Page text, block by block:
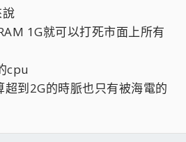
1G就可以打死市面上所有
cpu
到2G的時脈也只有被海電的